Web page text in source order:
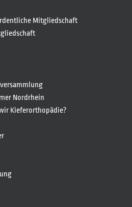
Mitgliedschaft
Nordrhein
Kieferorthopädie?